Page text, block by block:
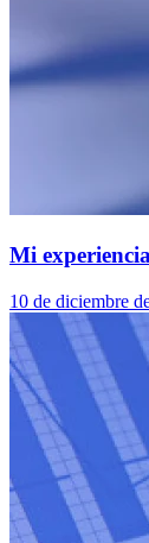
Mi
10 de diciembre